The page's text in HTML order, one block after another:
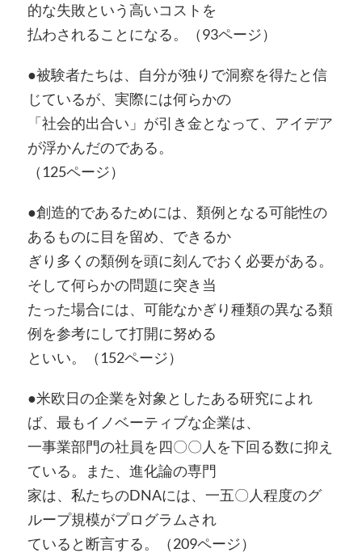
的な失敗という高いコストを
払わされることになる。（93ページ）
●被験者たちは、自分が独りで洞察を得たと信
じているが、実際には何らかの
「社会的出合い」が引き金となって、アイデア
が浮かんだのである。
（125ページ）
●創造的であるためには、類例となる可能性の
あるものに目を留め、できるか
ぎり多くの類例を頭に刻んでおく必要がある。
そして何らかの問題に突き当
たった場合には、可能なかぎり種類の異なる類
例を参考にして打開に努める
といい。（152ページ）
●米欧日の企業を対象としたある研究によれ
ば、最もイノベーティブな企業は、
一事業部門の社員を四〇〇人を下回る数に抑え
ている。また、進化論の専門
家は、私たちのDNAには、一五〇人程度のグ
ループ規模がプログラムされ
ていると断言する。（209ページ）